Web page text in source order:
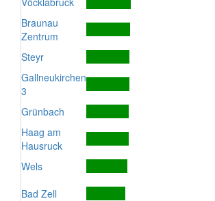
Braunau
Zentrum
Steyr
Gallneukirchen
3
Grünbach
Haag am
Hausruck
Wels
Bad Zell